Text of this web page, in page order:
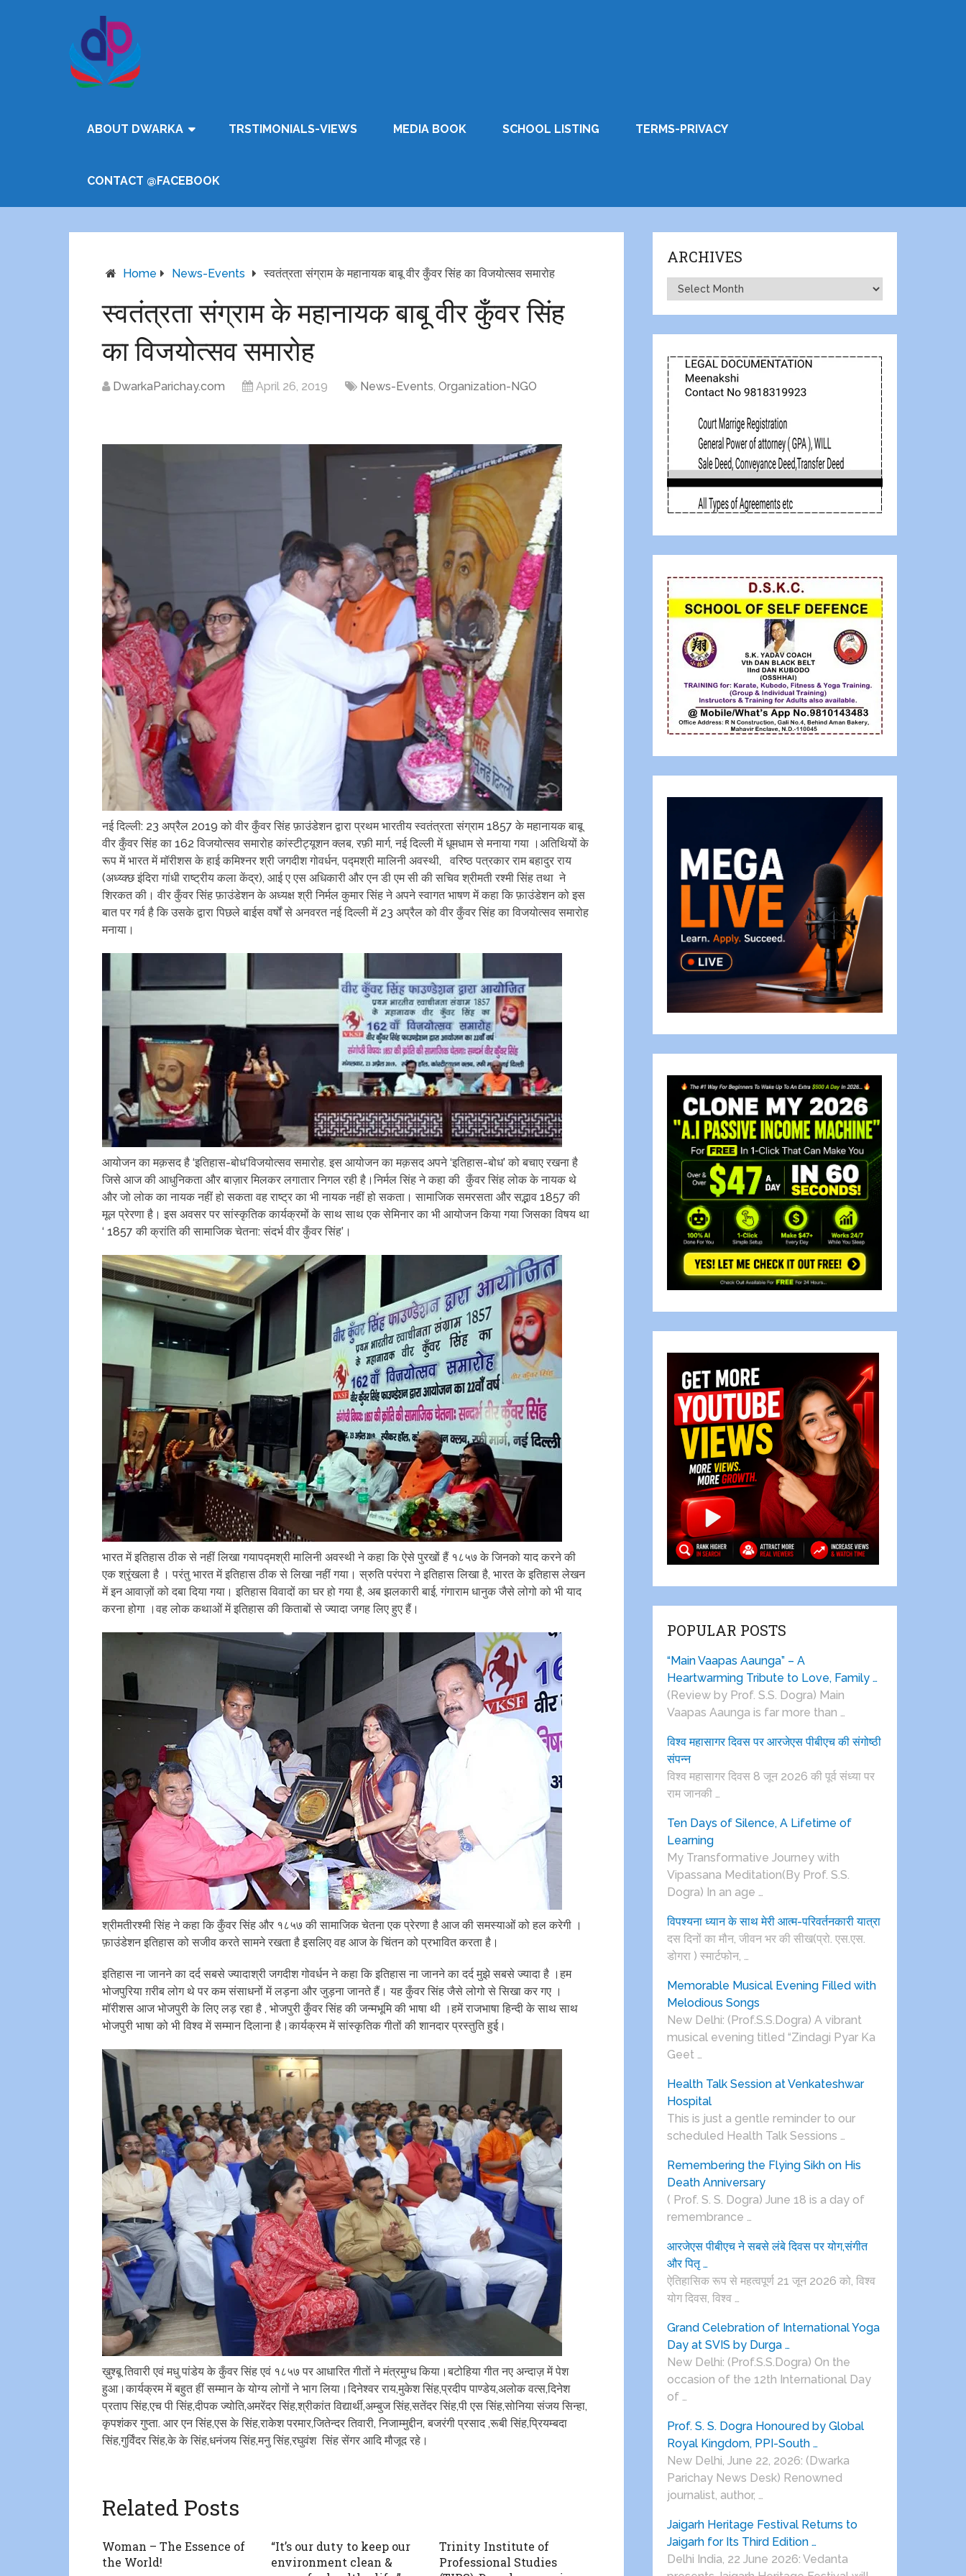
ABOUT DWARKA TRSTIMONIALS-VIEWS MEDIA BOOK SCHOOL LISTING TERMS-PRIVACY
CONTACT @FACEBOOK
Home News-Events स्वतंत्रता संग्राम के महानायक बाबू वीर कुँवर सिंह का विजयोत्सव समारोह
स्वतंत्रता संग्राम के महानायक बाबू वीर कुँवर सिंह
का विजयोत्सव समारोह
DwarkaParichay.com April 26, 2019 News-Events, Organization-NGO
नई दिल्ली: 23 अप्रैल 2019 को वीर कुँवर सिंह फ़ाउंडेशन द्वारा प्रथम भारतीय स्वतंत्रता संग्राम 1857 के महानायक बाबू
वीर कुँवर सिंह का 162 विजयोत्सव समारोह कांस्टीट्यूशन क्लब, रफ़ी मार्ग, नई दिल्ली में धूमधाम से मनाया गया ।अतिथियों के
रूप में भारत में मॉरीशस के हाई कमिश्नर श्री जगदीश गोवर्धन, पद्मश्री मालिनी अवस्थी, वरिष्ठ पत्रकार राम बहादुर राय
(अध्य्क्छ इंदिरा गांधी राष्ट्रीय कला केंद्र), आई ए एस अधिकारी और एन डी एम सी की सचिव श्रीमती रश्मी सिंह तथा ने
शिरकत की। वीर कुँवर सिंह फ़ाउंडेशन के अध्यक्ष श्री निर्मल कुमार सिंह ने अपने स्वागत भाषण में कहा कि फ़ाउंडेशन को इस
बात पर गर्व है कि उसके द्वारा पिछले बाईस वर्षों से अनवरत नई दिल्ली में 23 अप्रैल को वीर कुँवर सिंह का विजयोत्सव समारोह
मनाया।
आयोजन का मक़सद है ‘इतिहास-बोध’विजयोत्सव समारोह. इस आयोजन का मक़सद अपने ‘इतिहास-बोध’ को बचाए रखना है
जिसे आज की आधुनिकता और बाज़ार मिलकर लगातार निगल रही है।निर्मल सिंह ने कहा की कुँवर सिंह लोक के नायक थे
और जो लोक का नायक नहीं हो सकता वह राष्ट्र का भी नायक नहीं हो सकता। सामाजिक समरसता और सद्भाव 1857 की
मूल प्रेरणा है। इस अवसर पर सांस्कृतिक कार्यक्रमों के साथ साथ एक सेमिनार का भी आयोजन किया गया जिसका विषय था
‘ 1857 की क्रांति की सामाजिक चेतना: संदर्भ वीर कुँवर सिंह’।
भारत में इतिहास ठीक से नहीं लिखा गयापद्मश्री मालिनी अवस्थी ने कहा कि ऐसे पुरखों हैं १८५७ के जिनको याद करने की
एक श्रृंखला है । परंतु भारत में इतिहास ठीक से लिखा नहीं गया। स्रुति परंपरा ने इतिहास लिखा है, भारत के इतिहास लेखन
में इन आवाज़ों को दबा दिया गया। इतिहास विवादों का घर हो गया है, अब झलकारी बाई, गंगाराम धानुक जैसे लोगो को भी याद
करना होगा ।वह लोक कथाओं में इतिहास की किताबों से ज्यादा जगह लिए हुए हैं।
श्रीमतीरश्मी सिंह ने कहा कि कुँवर सिंह और १८५७ की सामाजिक चेतना एक प्रेरणा है आज की समस्याओं को हल करेगी ।
फ़ाउंडेशन इतिहास को सजीव करते सामने रखता है इसलिए वह आज के चिंतन को प्रभावित करता है।
इतिहास ना जानने का दर्द सबसे ज्यादाश्री जगदीश गोवर्धन ने कहा कि इतिहास ना जानने का दर्द मुझे सबसे ज्यादा है ।हम
भोजपुरिया ग़रीब लोग थे पर कम संसाधनों में लड़ना और जुड़ना जानते हैं। यह कुँवर सिंह जैसे लोगो से सिखा कर गए ।
मॉरीशस आज भोजपुरी के लिए लड़ रहा है , भोजपुरी कुँवर सिंह की जन्मभूमि की भाषा थी ।हमें राजभाषा हिन्दी के साथ साथ
भोजपुरी भाषा को भी विश्व में सम्मान दिलाना है।कार्यक्रम में सांस्कृतिक गीतों की शानदार प्रस्तुति हुई।
ख़ुश्बू तिवारी एवं मधु पांडेय के कुँवर सिंह एवं १८५७ पर आधारित गीतों ने मंत्रमुग्ध किया।बटोहिया गीत नए अन्दाज़ में पेश
हुआ।कार्यक्रम में बहुत हीं सम्मान के योग्य लोगों ने भाग लिया।दिनेश्वर राय,मुकेश सिंह,प्रदीप पाण्डेय,अलोक वत्स,दिनेश
प्रताप सिंह,एच पी सिंह,दीपक ज्योति,अमरेंदर सिंह,श्रीकांत विद्यार्थी,अम्बुज सिंह,सतेंदर सिंह,पी एस सिंह,सोनिया संजय सिन्हा,
कृपशंकर गुप्ता. आर एन सिंह,एस के सिंह,राकेश परमार,जितेन्दर तिवारी, निजाम्मुद्दीन, बजरंगी प्रसाद ,रूबी सिंह,प्रियम्बदा
सिंह,गुर्विंदर सिंह,के के सिंह,धनंजय सिंह,मनु सिंह,रघुवंश सिंह सेंगर आदि मौजूद रहे।
Related Posts
Woman – The Essence of
the World!
“It’s our duty to keep our
environment clean &
Trinity Institute of
Professional Studies
ARCHIVES
Archives
POPULAR POSTS
“Main Vaapas Aaunga” – A
Heartwarming Tribute to Love, Family …
(Review by Prof. S.S. Dogra) Main
Vaapas Aaunga is far more than …
विश्व महासागर दिवस पर आरजेएस पीबीएच की संगोष्ठी
संपन्न
विश्व महासागर दिवस 8 जून 2026 की पूर्व संध्या पर
राम जानकी …
Ten Days of Silence, A Lifetime of
Learning
My Transformative Journey with
Vipassana Meditation(By Prof. S.S.
Dogra) In an age …
विपश्यना ध्यान के साथ मेरी आत्म-परिवर्तनकारी यात्रा
दस दिनों का मौन, जीवन भर की सीख(प्रो. एस.एस.
डोगरा ) स्मार्टफोन, …
Memorable Musical Evening Filled with
Melodious Songs
New Delhi: (Prof.S.S.Dogra) A vibrant
musical evening titled “Zindagi Pyar Ka
Geet …
Health Talk Session at Venkateshwar
Hospital
This is just a gentle reminder to our
scheduled Health Talk Sessions …
Remembering the Flying Sikh on His
Death Anniversary
( Prof. S. S. Dogra) June 18 is a day of
remembrance …
आरजेएस पीबीएच ने सबसे लंबे दिवस पर योग,संगीत
और पितृ …
ऐतिहासिक रूप से महत्वपूर्ण 21 जून 2026 को, विश्व
योग दिवस, विश्व …
Grand Celebration of International Yoga
Day at SVIS by Durga …
New Delhi: (Prof.S.S.Dogra) On the
occasion of the 12th International Day
of …
Prof. S. S. Dogra Honoured by Global
Royal Kingdom, PPI-South …
New Delhi, June 22, 2026: (Dwarka
Parichay News Desk) Renowned
journalist, author, …
Jaigarh Heritage Festival Returns to
Jaigarh for Its Third Edition …
Delhi India, 22 June 2026: Vedanta